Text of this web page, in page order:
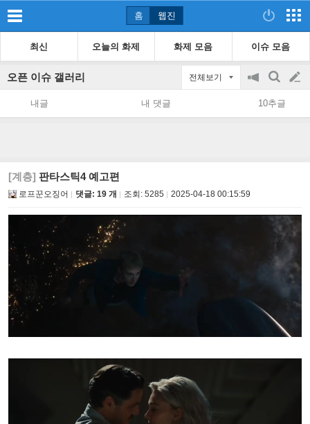
홈 웹진
최신 오늘의 화제 화제 모음 이슈 모음
오픈 이슈 갤러리 전체보기
공
지
on/off
검
색
글
쓰
내글 내 댓글 10추글
[계층] 판타스틱4 예고편
로프꾼오징어 댓글: 19 개 조회: 5285 2025-04-18 00:15:59